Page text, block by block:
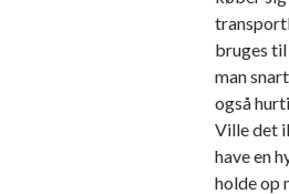
bruges
man
også
Ville det
have en
holde op